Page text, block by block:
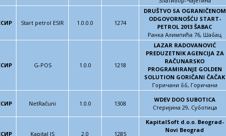
Start petrol ESIR 1.0.0.0 1274
DRUŠTVO SA OGRANIČENOM
ODGOVORNOŠĆU START-
PETROL 2013 ŠABAC
Ранка Алимпића 76, Шабац
G-POS 1.0.0 1218
LAZAR RADOVANOVIĆ
PREDUZETNIK AGENCIJA ZA
RAČUNARSKO
PROGRAMIRANJE GOLDEN
SOLUTION GORIČANI ČAČAK
Горичани бб, Горичани
NetRačuni 1.0.0 1308
WDEV DOO SUBOTICA
Стеријина 29, Суботица
Kapital IS 2.0 1285
KapitalSoft d.o.o. Beograd-
Novi Beograd